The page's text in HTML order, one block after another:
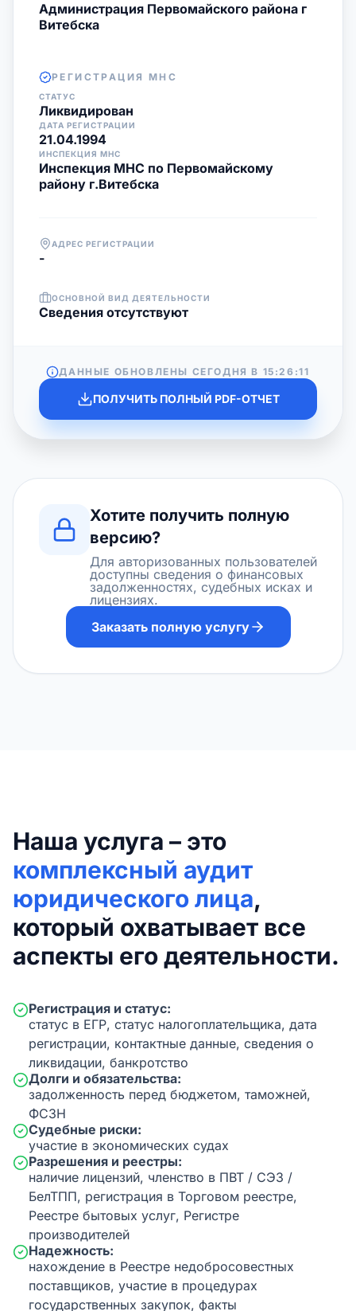
Администрация Первомайского района г
Витебска
РЕГИСТРАЦИЯ МНС
СТАТУС
Ликвидирован
ДАТА РЕГИСТРАЦИИ
21.04.1994
ИНСПЕКЦИЯ МНС
Инспекция МНС по Первомайскому
району г.Витебска
АДРЕС РЕГИСТРАЦИИ
-
ОСНОВНОЙ ВИД ДЕЯТЕЛЬНОСТИ
Cведения отсутствуют
ДАННЫЕ ОБНОВЛЕНЫ СЕГОДНЯ В 15:26:11
ПОЛУЧИТЬ ПОЛНЫЙ PDF-ОТЧЕТ
Хотите получить полную
версию?
Для авторизованных пользователей
доступны сведения о финансовых
задолженностях, судебных исках и
лицензиях.
Заказать полную услугу
Наша услуга – это
комплексный аудит
юридического лица,
который охватывает все
аспекты его деятельности.
Регистрация и статус:
статус в ЕГР, статус налогоплательщика, дата
регистрации, контактные данные, сведения о
ликвидации, банкротство
Долги и обязательства:
задолженность перед бюджетом, таможней,
ФСЗН
Судебные риски:
участие в экономических судах
Разрешения и реестры:
наличие лицензий, членство в ПВТ / СЭЗ /
БелТПП, регистрация в Торговом реестре,
Реестре бытовых услуг, Регистре
производителей
Надежность:
нахождение в Реестре недобросовестных
поставщиков, участие в процедурах
государственных закупок, факты